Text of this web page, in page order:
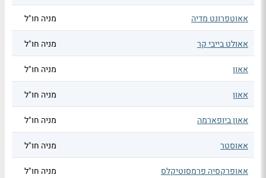
אאוטפרונט מדיה מניה חו"ל
אאולט בייבי קר מניה חו"ל
אאון מניה חו"ל
אאון מניה חו"ל
אאון ביופארמה מניה חו"ל
אאוסטר מניה חו"ל
אאופרקסיה פרמסוטיקלס מניה חו"ל